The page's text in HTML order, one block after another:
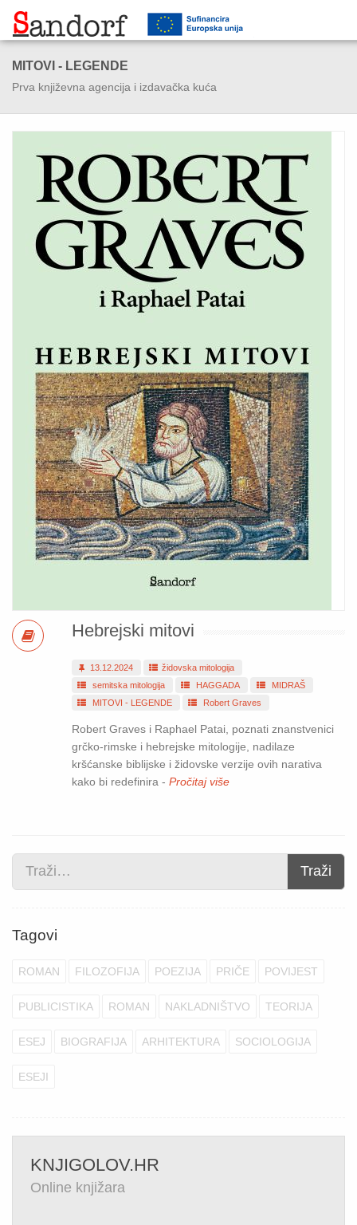
MITOVI - LEGENDE
Prva književna agencija i izdavačka kuća
Hebrejski mitovi
13.12.2024
židovska mitologija
semitska mitologija
HAGGADA
MIDRAŠ
MITOVI - LEGENDE
Robert Graves
Robert Graves i Raphael Patai, poznati znanstvenici
grčko-rimske i hebrejske mitologije, nadilaze
kršćanske biblijske i židovske verzije ovih narativa
kako bi redefinira - Pročitaj više
Traži
Tagovi
ROMAN FILOZOFIJA POEZIJA PRIČE POVIJEST
PUBLICISTIKA ROMAN NAKLADNIŠTVO TEORIJA
ESEJ BIOGRAFIJA ARHITEKTURA SOCIOLOGIJA
ESEJI
KNJIGOLOV.HR
Online knjižara